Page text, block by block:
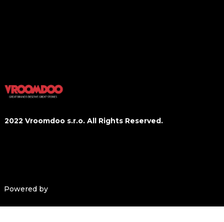
2022 Vroomdoo s.r.o. All Rights Reserved.
Powered by